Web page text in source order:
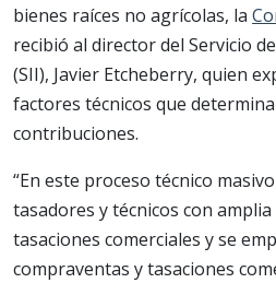
bienes raíces no agrícolas, la
recibió al director del Servicio
(SII), Javier Etcheberry, quien
factores técnicos que
contribuciones.
“En este proceso técnico
tasadores y técnicos con
tasaciones comerciales y se
compraventas y tasaciones